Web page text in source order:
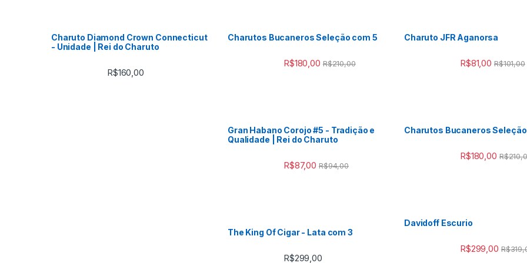
Charuto Diamond Crown Connecticut
- Unidade | Rei do Charuto
R$160,00
Charutos Bucaneros Seleção com 5
R$180,00 R$210,00
Gran Habano Corojo #5 - Tradição e
Qualidade | Rei do Charuto
R$87,00 R$94,00
The King Of Cigar - Lata com 3
R$299,00
Charuto JFR Aganorsa
R$81,00 R$101,00
Charutos Bucaneros
R$180,00 R$
Davidoff Escurio
R$299,00 R$